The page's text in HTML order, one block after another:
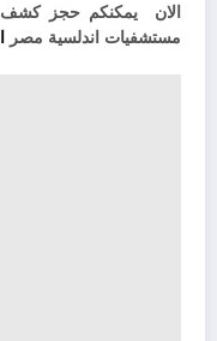
الان يمكنكم حجز كشف
مستشفيات اندلسية مصر